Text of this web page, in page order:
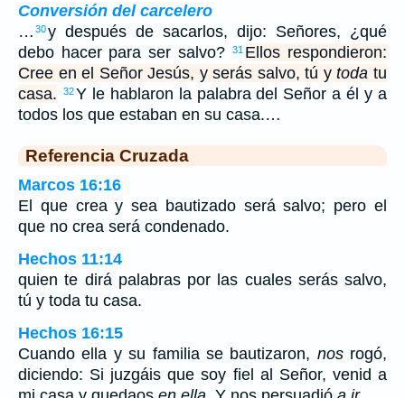
Conversión del carcelero
… 30y después de sacarlos, dijo: Señores, ¿qué
debo hacer para ser salvo?
31 Ellos respondieron:
Cree en el Señor Jesús, y serás salvo, tú ytoda tu
casa.
32Y le hablaron la palabra del Señor a él y a
todos los que estaban en su casa.…
Referencia Cruzada
Marcos 16:16
El que crea y sea bautizado será salvo; pero el
que no crea será condenado.
Hechos 11:14
quien te dirá palabras por las cuales serás salvo,
tú y toda tu casa.
Hechos 16:15
Cuando ella y su familia se bautizaron, nosrogó,
diciendo: Si juzgáis que soy fiel al Señor, venid a